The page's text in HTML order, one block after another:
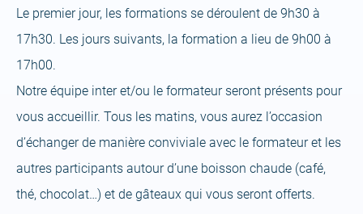
Le premier jour, les formations se déroulent de 9h30 à
17h30. Les jours suivants, la formation a lieu de 9h00 à
17h00.
Notre équipe inter et/ou le formateur seront présents pour
vous accueillir. Tous les matins, vous aurez l’occasion
d’échanger de manière conviviale avec le formateur et les
autres participants autour d’une boisson chaude (café,
thé, chocolat…) et de gâteaux qui vous seront offerts.